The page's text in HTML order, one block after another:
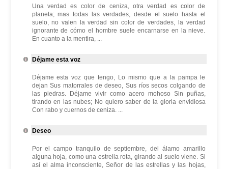
Una verdad es color de ceniza, otra verdad es color de
planeta; mas todas las verdades, desde el suelo hasta el
suelo, no valen la verdad sin color de verdades, la verdad
ignorante de cómo el hombre suele encarnarse en la nieve.
En cuanto a la mentira, ...
Déjame esta voz
Déjame esta voz que tengo, Lo mismo que a la pampa le
dejan Sus matorrales de deseo, Sus ríos secos colgando de
las piedras. Déjame vivir como acero mohoso Sin puñas,
tirando en las nubes; No quiero saber de la gloria envidiosa
Con rabo y cuernos de ceniza. ...
Deseo
Por el campo tranquilo de septiembre, del álamo amarillo
alguna hoja, como una estrella rota, girando al suelo viene. Si
así el alma inconsciente, Señor de las estrellas y las hojas,